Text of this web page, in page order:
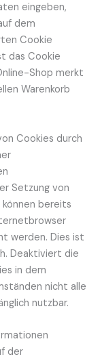
eingeben,
dem
Cookie
das Cookie
Shop merkt
Warenkorb
Cookies durch
Setzung von
bereits
werden. Dies ist
Deaktiviert die
in dem
nicht alle
nutzbar.
der